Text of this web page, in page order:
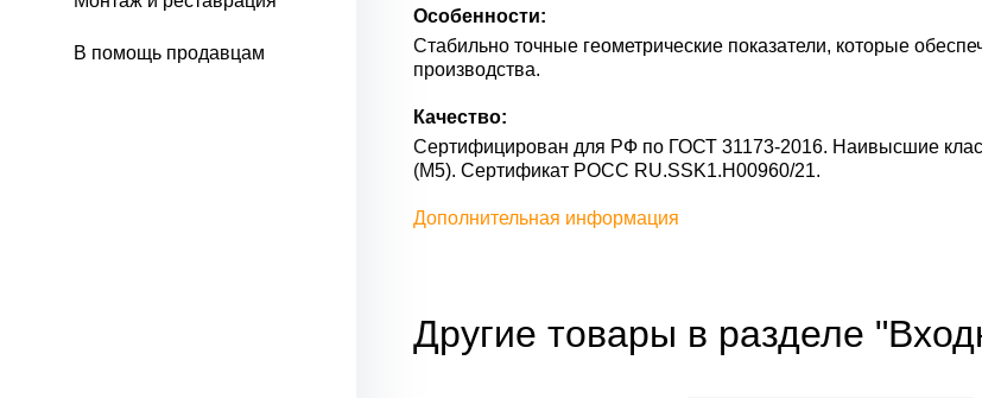
В помощь продавцам
Особенности:
Стабильно точные геометрические показатели, которые
производства.
Качество:
Сертифицирован для РФ по ГОСТ 31173-2016. Наивысшие
(М5). Сертификат POCC RU.SSK1.H00960/21.
Дополнительная информация
Другие товары в разделе